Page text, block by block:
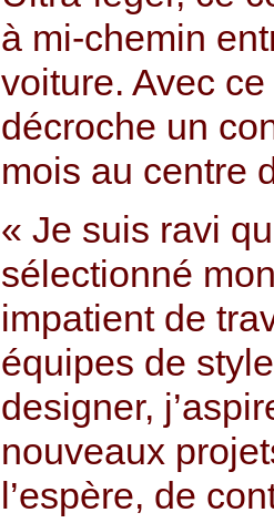
à mi-chemin
voiture. Avec
décroche un
mois au centre
« Je suis ravi
sélectionné
impatient de
équipes de
designer,
nouveaux
l’espère, de